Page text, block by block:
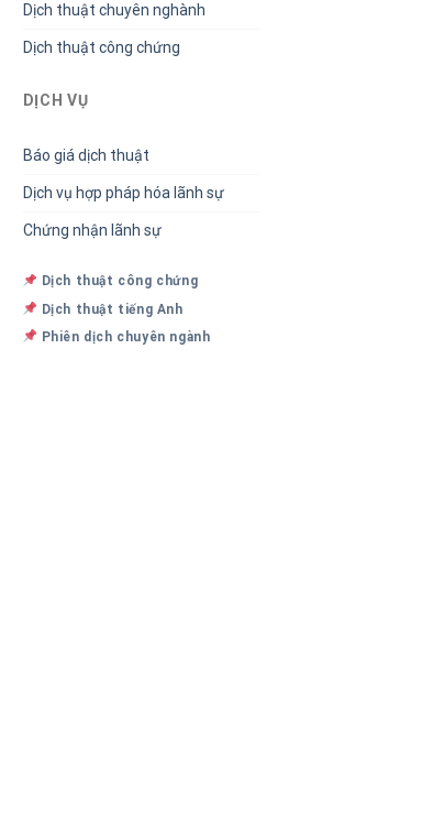
Dịch thuật chuyên nghành
Dịch thuật công chứng
DỊCH VỤ
Báo giá dịch thuật
Dịch vụ hợp pháp hóa lãnh sự
Chứng nhận lãnh sự
Dịch thuật công chứng
Dịch thuật tiếng Anh
Phiên dịch chuyên ngành